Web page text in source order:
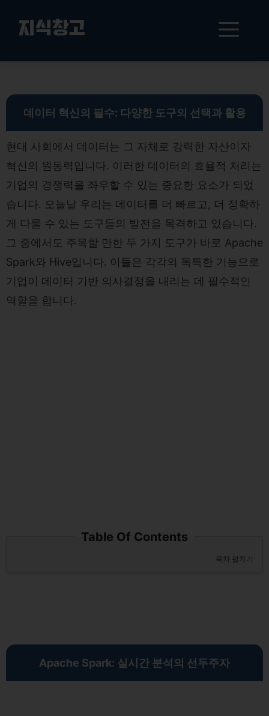
뛰
지식창고
메
뉴
데이터 혁신의 필수: 다양한 도구의 선택과 활용
현대 사회에서 데이터는 그 자체로 강력한 자산이자
혁신의 원동력입니다. 이러한 데이터의 효율적 처리는
기업의 경쟁력을 좌우할 수 있는 중요한 요소가 되었
습니다. 오늘날 우리는 데이터를 더 빠르고, 더 정확하
게 다룰 수 있는 도구들의 발전을 목격하고 있습니다.
그 중에서도 주목할 만한 두 가지 도구가 바로 Apache
Spark와 Hive입니다. 이들은 각각의 독특한 기능으로
기업이 데이터 기반 의사결정을 내리는 데 필수적인
역할을 합니다.
Table Of Contents
목차 펼치기
Apache Spark: 실시간 분석의 선두주자